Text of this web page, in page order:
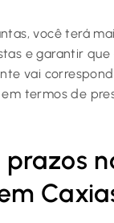
você terá
e garantir que
vai
termos de
prazos